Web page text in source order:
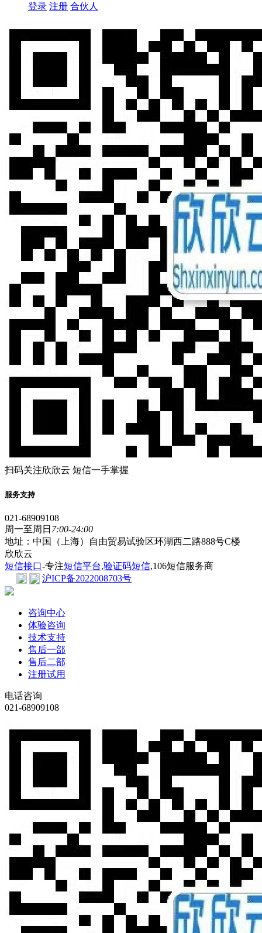
登录 注册 合伙人
扫码关注欣欣云 短信一手掌握
服务支持
021-68909108
周一至周日 7:00-24:00
地址：中国（上海）自由贸易试验区环湖西二路888号C楼
欣欣云
短信接口-专注短信平台,验证码短信,106短信服务商
沪ICP备2022008703号
咨询中心
体验咨询
技术支持
售后一部
售后二部
注册试用
电话咨询
021-68909108